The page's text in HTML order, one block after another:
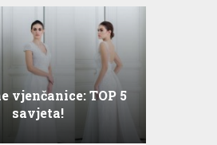
vjenčanice: TOP 5
savjeta!